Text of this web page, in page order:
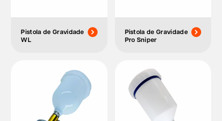
Pistola de Gravidade
WL
Pistola de Gravidade
Pro Sniper